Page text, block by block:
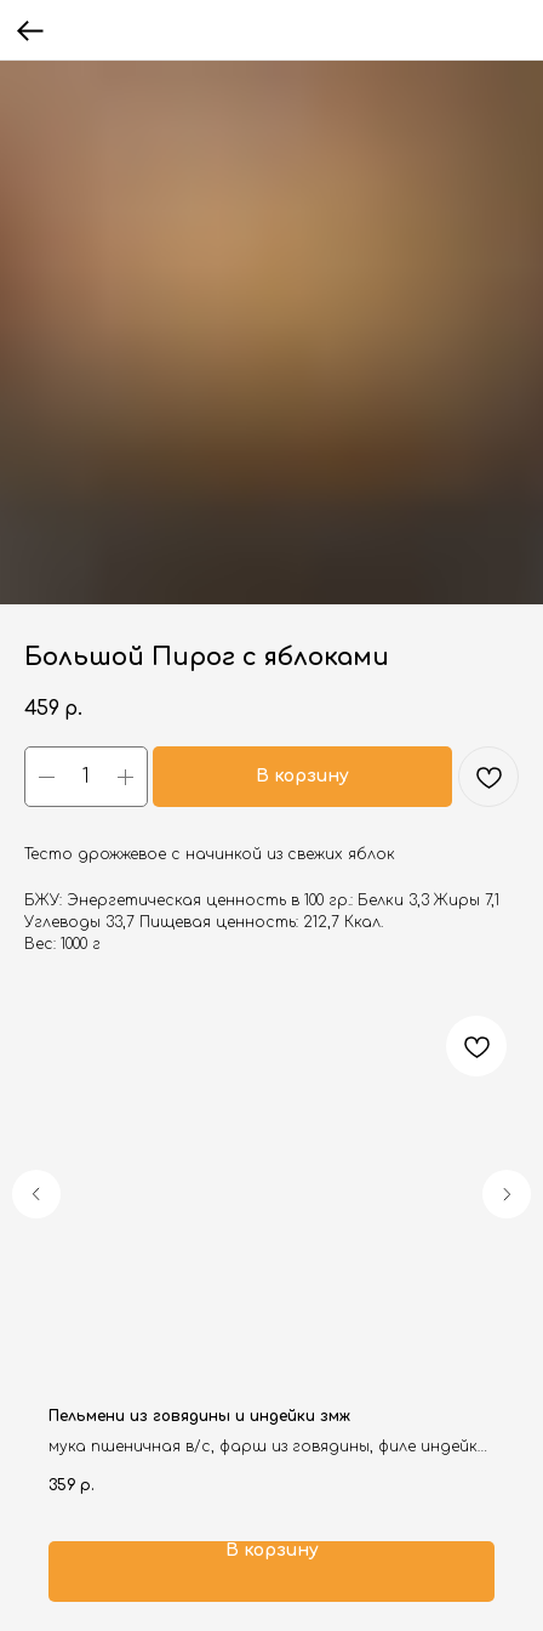
Большой Пирог с яблоками
459 р.
В корзину
Тесто дрожжевое с начинкой из свежих яблок
БЖУ: Энергетическая ценность в 100 гр.: Белки 3,3 Жиры 7,1
Углеводы 33,7 Пищевая ценность: 212,7 Ккал.
Вес: 1000 г
Пельмени из говядины и индейки змж
мука пшеничная в/с, фарш из говядины, филе индейки,
подсолнечное, соль, перец черный молотый.
359 р.
В корзину